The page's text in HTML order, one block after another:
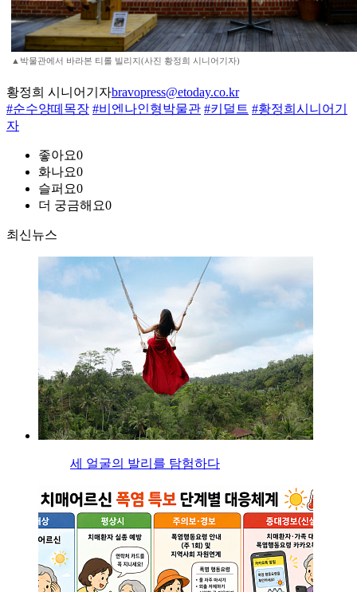
▲박물관에서 바라본 티롤 빌리지(사진 황정희 시니어기자)
황정희 시니어기자bravopress@etoday.co.kr
#순수양떼목장 #비엔나인형박물관 #키덜트 #황정희시니어기
자
좋아요0
화나요0
슬퍼요0
더 궁금해요0
최신뉴스
세 얼굴의 발리를 탐험하다